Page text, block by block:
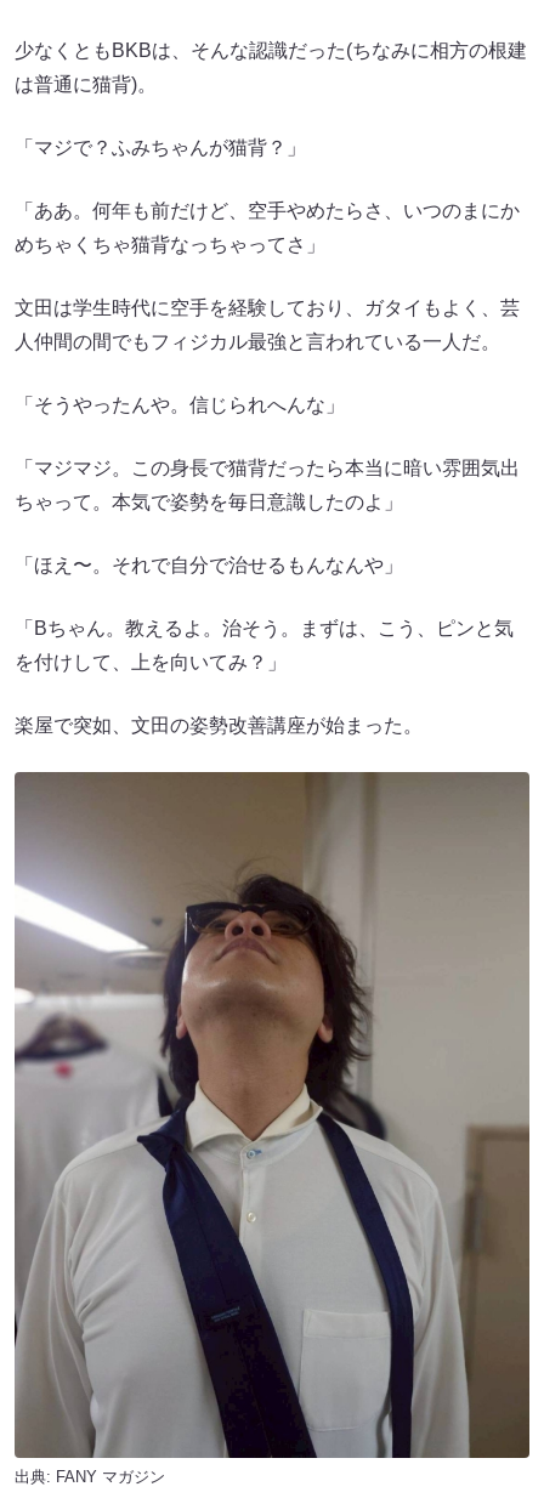
少なくともBKBは、そんな認識だった(ちなみに相方の根建
は普通に猫背)。
「マジで？ふみちゃんが猫背？」
「ああ。何年も前だけど、空手やめたらさ、いつのまにか
めちゃくちゃ猫背なっちゃってさ」
文田は学生時代に空手を経験しており、ガタイもよく、芸
人仲間の間でもフィジカル最強と言われている一人だ。
「そうやったんや。信じられへんな」
「マジマジ。この身長で猫背だったら本当に暗い雰囲気出
ちゃって。本気で姿勢を毎日意識したのよ」
「ほえ〜。それで自分で治せるもんなんや」
「Bちゃん。教えるよ。治そう。まずは、こう、ピンと気
を付けして、上を向いてみ？」
楽屋で突如、文田の姿勢改善講座が始まった。
出典: FANY マガジン